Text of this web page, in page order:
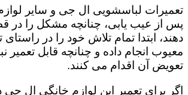
تعمیرات لباسشویی ال جی و سایر
پس از عیب یابی، چنانچه مشکل را
دهند، ابتدا تمام تلاش خود را در
معیوب انجام داده و چنانچه قابل تعمیر
تعویض آن اقدام می کنند.
اگر برای تعمیر این لوازم خانگی ال جی